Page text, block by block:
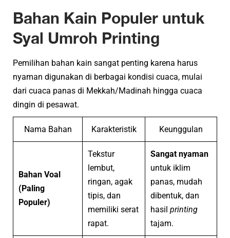
Bahan Kain Populer untuk
Syal Umroh Printing
Pemilihan bahan kain sangat penting karena harus
nyaman digunakan di berbagai kondisi cuaca, mulai
dari cuaca panas di Mekkah/Madinah hingga cuaca
dingin di pesawat.
Nama Bahan Karakteristik Keunggulan
Bahan Voal
(Paling
Populer)
Tekstur
lembut,
ringan, agak
tipis, dan
memiliki serat
rapat.
Sangat nyaman
untuk iklim
panas, mudah
dibentuk, dan
hasil printing
tajam.